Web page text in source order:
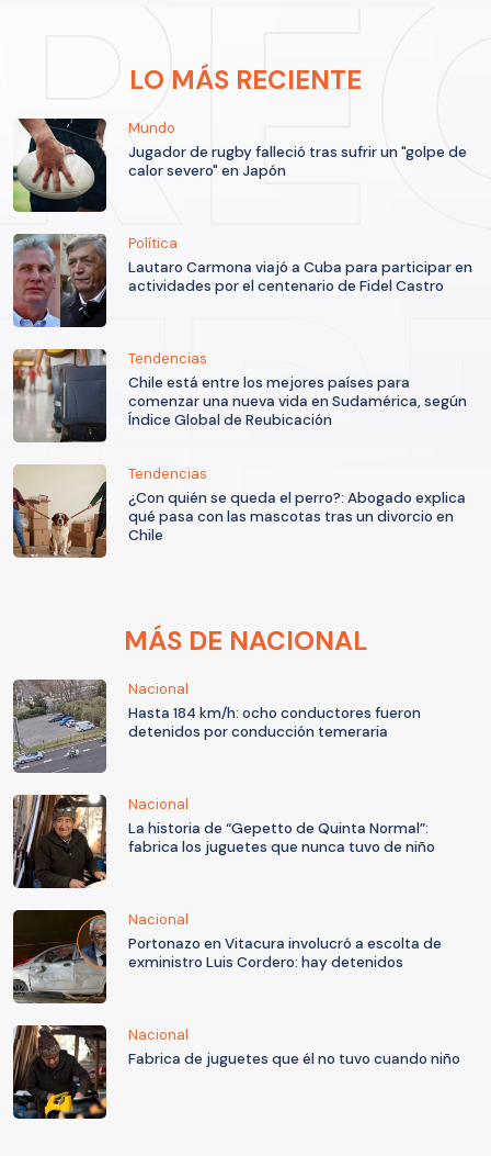
LO MÁS RECIENTE
Mundo
Jugador de rugby falleció tras sufrir un "golpe de
calor severo" en Japón
Política
Lautaro Carmona viajó a Cuba para participar en
actividades por el centenario de Fidel Castro
Tendencias
Chile está entre los mejores países para
comenzar una nueva vida en Sudamérica, según
Índice Global de Reubicación
Tendencias
¿Con quién se queda el perro?: Abogado explica
qué pasa con las mascotas tras un divorcio en
Chile
MÁS DE NACIONAL
Nacional
Hasta 184 km/h: ocho conductores fueron
detenidos por conducción temeraria
Nacional
La historia de “Gepetto de Quinta Normal”:
fabrica los juguetes que nunca tuvo de niño
Nacional
Portonazo en Vitacura involucró a escolta de
exministro Luis Cordero: hay detenidos
Nacional
Fabrica de juguetes que él no tuvo cuando niño